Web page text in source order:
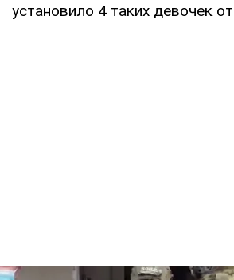
установило 4 таких девочек